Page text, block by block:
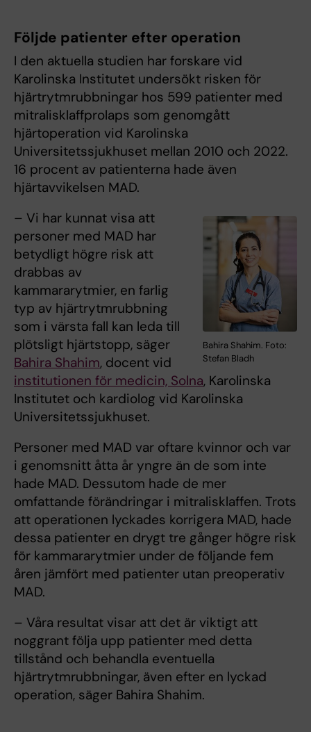
Följde patienter efter operation
I den aktuella studien har forskare vid
Karolinska Institutet undersökt risken för
hjärtrytmrubbningar hos 599 patienter med
mitralisklaffprolaps som genomgått
hjärtoperation vid Karolinska
Universitetssjukhuset mellan 2010 och 2022.
16 procent av patienterna hade även
hjärtavvikelsen MAD.
Bahira Shahim. Foto:
Stefan Bladh
– Vi har kunnat visa att
personer med MAD har
betydligt högre risk att
drabbas av
kammararytmier, en farlig
typ av hjärtrytmrubbning
som i värsta fall kan leda till
plötsligt hjärtstopp, säger
Bahira Shahim, docent vid
institutionen för medicin, Solna, Karolinska
Institutet och kardiolog vid Karolinska
Universitetssjukhuset.
Personer med MAD var oftare kvinnor och var
i genomsnitt åtta år yngre än de som inte
hade MAD. Dessutom hade de mer
omfattande förändringar i mitralisklaffen. Trots
att operationen lyckades korrigera MAD, hade
dessa patienter en drygt tre gånger högre risk
för kammararytmier under de följande fem
åren jämfört med patienter utan preoperativ
MAD.
– Våra resultat visar att det är viktigt att
noggrant följa upp patienter med detta
tillstånd och behandla eventuella
hjärtrytmrubbningar, även efter en lyckad
operation, säger Bahira Shahim.